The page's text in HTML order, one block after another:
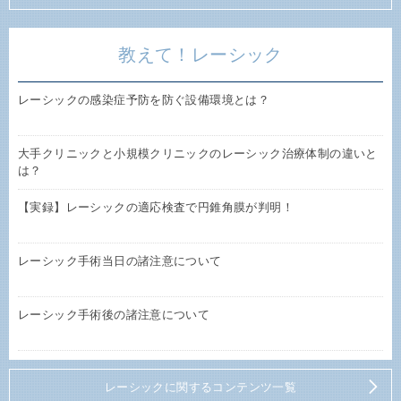
教えて！レーシック
レーシックの感染症予防を防ぐ設備環境とは？
大手クリニックと小規模クリニックのレーシック治療体制の違いと
は？
【実録】レーシックの適応検査で円錐角膜が判明！
レーシック手術当日の諸注意について
レーシック手術後の諸注意について
レーシックに関するコンテンツ一覧